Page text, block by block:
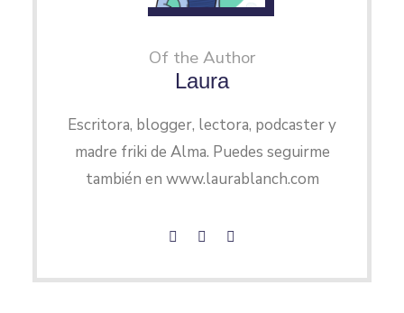
Of the Author
Laura
Escritora, blogger, lectora, podcaster y
madre friki de Alma. Puedes seguirme
también en www.laurablanch.com